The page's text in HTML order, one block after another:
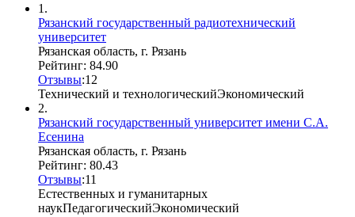
1.
Рязанский государственный радиотехнический
университет
Рязанская область, г. Рязань
Рейтинг: 84.90
Отзывы:1 2
Технический и технологическийЭкономический
2.
Рязанский государственный университет имени С.А.
Есенина
Рязанская область, г. Рязань
Рейтинг: 80.43
Отзывы:11
Естественных и гуманитарных
наукПедагогическийЭкономический